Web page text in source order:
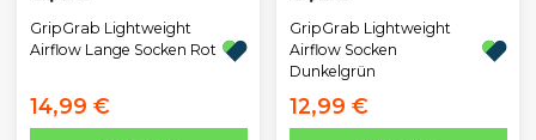
GripGrab Lightweight
Airflow Lange Socken Rot
14,99 €
GripGrab Lightweight
Airflow Socken
Dunkelgrün
12,99 €